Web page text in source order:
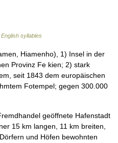
English syllables
Hiamenho), 1) Insel in der
Provinz Fe kien; 2) stark
seit 1843 dem europäischen
Fotempel; gegen 300.000
geöffnete Hafenstadt
15 km langen, 11 km breiten,
und Höfen bewohnten